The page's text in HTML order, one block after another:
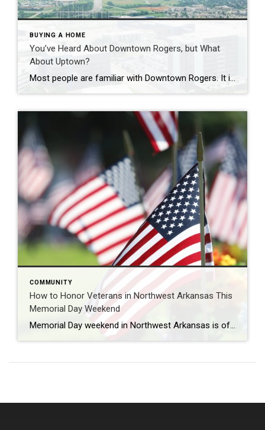
BUYING A HOME
You’ve Heard About Downtown Rogers, but What
About Uptown?
Most people are familiar with Downtown Rogers. It is known for its historic charm, local shops, and growing restaurant scene that continues to bring energy back into the city’s original core. But just a few miles away, a very different kind of destination has been taking shape. Uptown Rogers has grown over the last 15 […]
COMMUNITY
How to Honor Veterans in Northwest Arkansas This
Memorial Day Weekend
Memorial Day weekend in Northwest Arkansas is often filled with lake days, cookouts, and time spent with family and friends, but it’s also an important opportunity to pause and honor the men and women who gave their lives in service to our country. Across Northwest Arkansas, there are several meaningful ways to reflect, remember, and […]